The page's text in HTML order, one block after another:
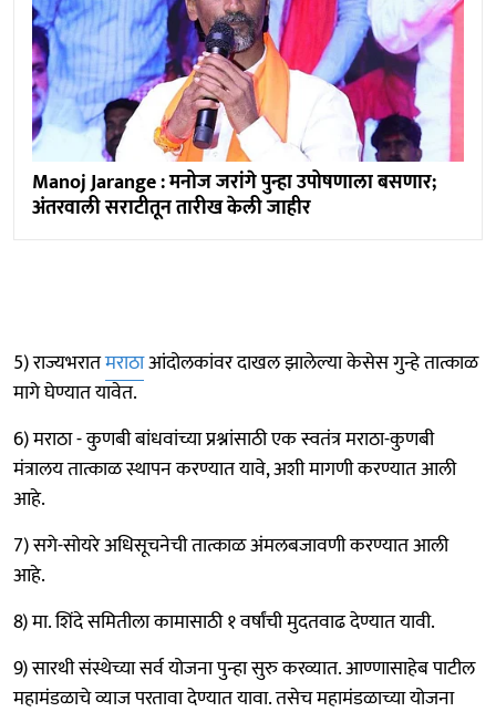
Manoj Jarange : मनोज जरांगे पुन्हा उपोषणाला बसणार;
अंतरवाली सराटीतून तारीख केली जाहीर
5) राज्यभरातमराठाआंदोलकांवर दाखल झालेल्या केसेस गुन्हे तात्काळ
मागे घेण्यात यावेत.
6) मराठा - कुणबी बांधवांच्या प्रश्नांसाठी एक स्वतंत्र मराठा-कुणबी
मंत्रालय तात्काळ स्थापन करण्यात यावे, अशी मागणी करण्यात आली
आहे.
7) सगे-सोयरे अधिसूचनेची तात्काळ अंमलबजावणी करण्यात आली
आहे.
8) मा. शिंदे समितीला कामासाठी १ वर्षांची मुदतवाढ देण्यात यावी.
9) सारथी संस्थेच्या सर्व योजना पुन्हा सुरु करव्यात. आण्णासाहेब पाटील
महामंडळाचे व्याज परतावा देण्यात यावा. तसेच महामंडळाच्या योजना